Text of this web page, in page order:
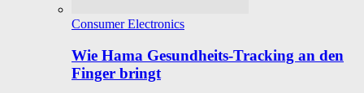
Consumer Electronics
Wie Hama Gesundheits-Tracking an den
Finger bringt